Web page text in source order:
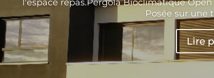
l'espace repas.Pergola Bioclimatique
Posée sur une
Lire